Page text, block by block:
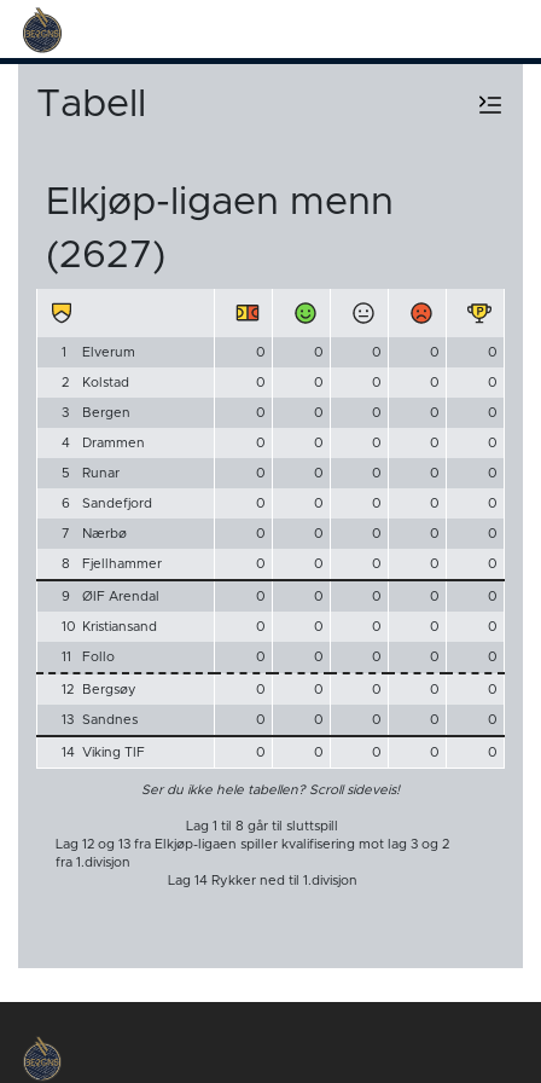
Tabell
Elkjøp-ligaen menn
(2627)
1 Elverum 0 0 0 0 0
2 Kolstad 0 0 0 0 0
3 Bergen 0 0 0 0 0
4 Drammen 0 0 0 0 0
5 Runar 0 0 0 0 0
6 Sandefjord 0 0 0 0 0
7 Nærbø 0 0 0 0 0
8 Fjellhammer 0 0 0 0 0
9 ØIF Arendal 0 0 0 0 0
10 Kristiansand 0 0 0 0 0
11 Follo 0 0 0 0 0
12 Bergsøy 0 0 0 0 0
13 Sandnes 0 0 0 0 0
14 Viking TIF 0 0 0 0 0
Ser du ikke hele tabellen? Scroll sideveis!
Lag 1 til 8 går til sluttspill
Lag 12 og 13 fra Elkjøp-ligaen spiller kvalifisering mot lag 3 og 2
fra 1.divisjon
Lag 14 Rykker ned til 1.divisjon